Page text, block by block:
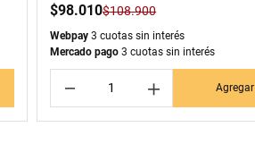
$98.010$108.900
Webpay 3 cuotas sin interés
Mercado pago 3 cuotas sin interés
＋
－ Agregar